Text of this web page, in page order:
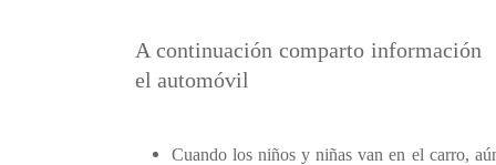
A continuación comparto información
el automóvil
Cuando los niños y niñas van en el carro,